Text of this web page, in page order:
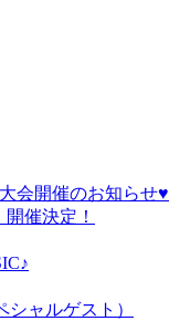
会開催のお知らせ♥
催決定！
ャルゲスト）